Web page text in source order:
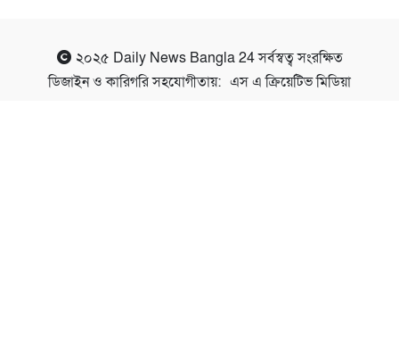
২০২৫ Daily News Bangla 24সর্বস্বত্ব সংরক্ষিত
ডিজাইন ও কারিগরি সহযোগীতায়: এস এ ক্রিয়েটিভ মিডিয়া